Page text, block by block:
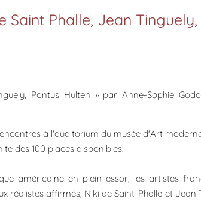
Saint Phalle, Jean
Pontus Hulten » par Anne-Sophie
à l'auditorium du musée d'Art
des 100 places disponibles.
américaine en plein essor, les artistes
réalistes affirmés, Niki de Saint-Phalle et